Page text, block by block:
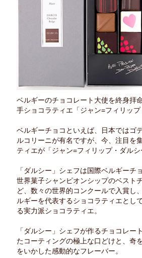
ベルギーのチョコレート大使を終身拝
手ショコラティエ「ジャン=フィリップ
ベルギーチョコといえば、日本ではゴ
ルコリーニが有名ですが、今、注目を
ティエが「ジャン=フィリップ・ダルシ
「ダルシー」シェフは国際ベルギーチ
世界菓子シャンピオンシップのベスト
ど、数々の世界的コンクールで入賞し
ルギーを代表するショコラティエとし
る実力派ショコラティエ。
「ダルシー」シェフが作るチョコレー
たコーティングの極上な口どけと、奇
をいかした感動的なフレーバー。